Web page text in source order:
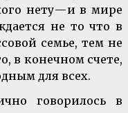
нету — и в мире
не то что в
семье, тем не
в конечном счете,
для всех.
говорилось в